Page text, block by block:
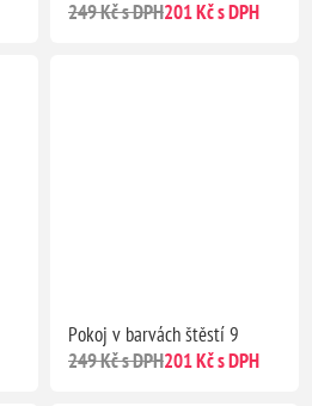
249 Kč s DPH201 Kč s DPH
Pokoj v barvách štěstí 9
249 Kč s DPH201 Kč s DPH